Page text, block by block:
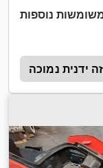
נוספות
ידנית נמוכה